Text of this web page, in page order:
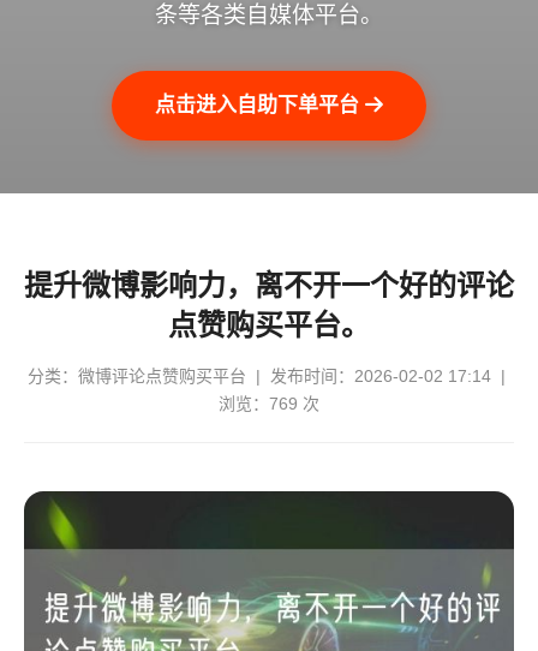
条等各类自媒体平台。
点击进入自助下单平台
提升微博影响力，离不开一个好的评论
点赞购买平台。
分类： 微博评论点赞购买平台 | 发布时间：2026-02-02 17:14 |
浏览：769 次